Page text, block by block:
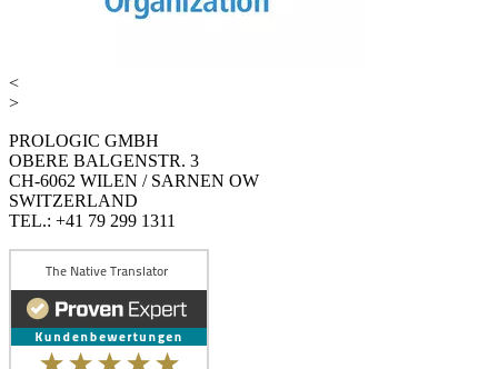
<
>
PROLOGIC GMBH
OBERE BALGENSTR. 3
CH-6062 WILEN / SARNEN OW
SWITZERLAND
TEL.: +41 79 299 1311